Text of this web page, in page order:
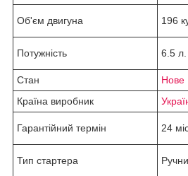
Об'єм двигуна 196
Потужність 6.5 л.
Стан
Нове
Країна виробник
Гарантійний термін 24
Тип стартера